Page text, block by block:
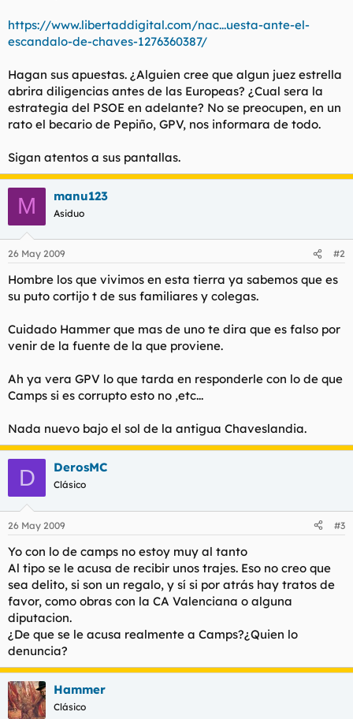
https://www.libertaddigital.com/nac...uesta-ante-el-
escandalo-de-chaves-1276360387/
Hagan sus apuestas. ¿Alguien cree que algun juez estrella
abrira diligencias antes de las Europeas? ¿Cual sera la
estrategia del PSOE en adelante? No se preocupen, en un
rato el becario de Pepiño, GPV, nos informara de todo.
Sigan atentos a sus pantallas.
M manu123
Asiduo
26 May 2009 #2
Hombre los que vivimos en esta tierra ya sabemos que es
su puto cortijo t de sus familiares y colegas.
Cuidado Hammer que mas de uno te dira que es falso por
venir de la fuente de la que proviene.
Ah ya vera GPV lo que tarda en responderle con lo de que
Camps si es corrupto esto no ,etc...
Nada nuevo bajo el sol de la antigua Chaveslandia.
D DerosMC
Clásico
26 May 2009 #3
Yo con lo de camps no estoy muy al tanto
Al tipo se le acusa de recibir unos trajes. Eso no creo que
sea delito, si son un regalo, y sí si por atrás hay tratos de
favor, como obras con la CA Valenciana o alguna
diputacion.
¿De que se le acusa realmente a Camps?¿Quien lo
denuncia?
Hammer
Clásico